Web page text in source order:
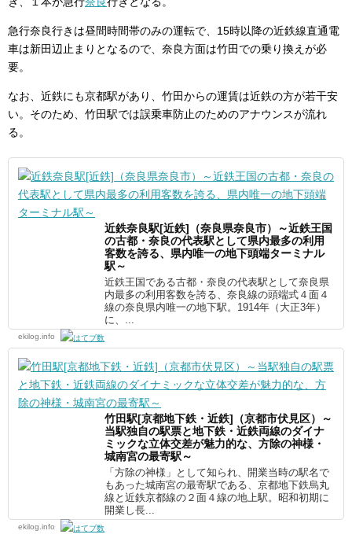
急行奈良行きは昼間時間帯のみの運転で、15時以降の近鉄線直通電
車は新田辺止まりとなるので、奈良方面は竹田での乗り換えが必
要。
なお、近鉄にも京都駅があり、竹田からの運賃は近鉄の方が若干安
い。そのため、竹田駅では誤乗車防止のためのアナウンスが流れ
る。
近鉄奈良駅[近鉄]（奈良県奈良市）～近鉄王国
の古都・奈良の代表駅として県内最多の利用
客数を誇る、県内唯一の地下頭端ターミナル
駅～
近鉄王国である古都・奈良の代表駅として奈良県
内最多の利用客数を誇る、奈良線の頭端式４面４
線の奈良県内唯一の地下駅。1914年（大正3年）
に、...
ekilog.info
竹田駅[京都地下鉄・近鉄]（京都市伏見区）～
当駅独自の駅票と地下鉄・近鉄両線のダイナ
ミックな立体交差が魅力的な、方除の神様・
城南宮の最寄駅～
「方除の神様」として知られ、開業当時の駅名で
もあった城南宮の最寄駅である、京都地下鉄烏丸
線と近鉄京都線の２面４線の地上駅。昭和初期に
開業し長...
ekilog.info